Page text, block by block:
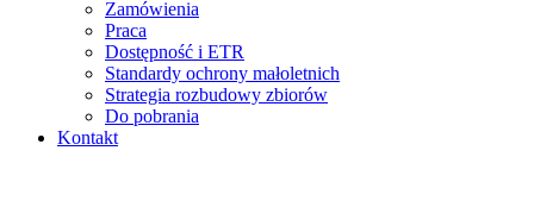
Zamówienia
Praca
Dostępność i ETR
Standardy ochrony małoletnich
Strategia rozbudowy zbiorów
Do pobrania
Kontakt